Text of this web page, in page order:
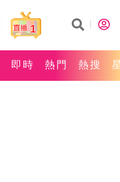
1
即時 熱門 熱搜